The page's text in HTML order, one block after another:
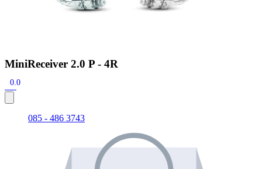
MiniReceiver 2.0 P - 4R
0.0
085 - 486 3743